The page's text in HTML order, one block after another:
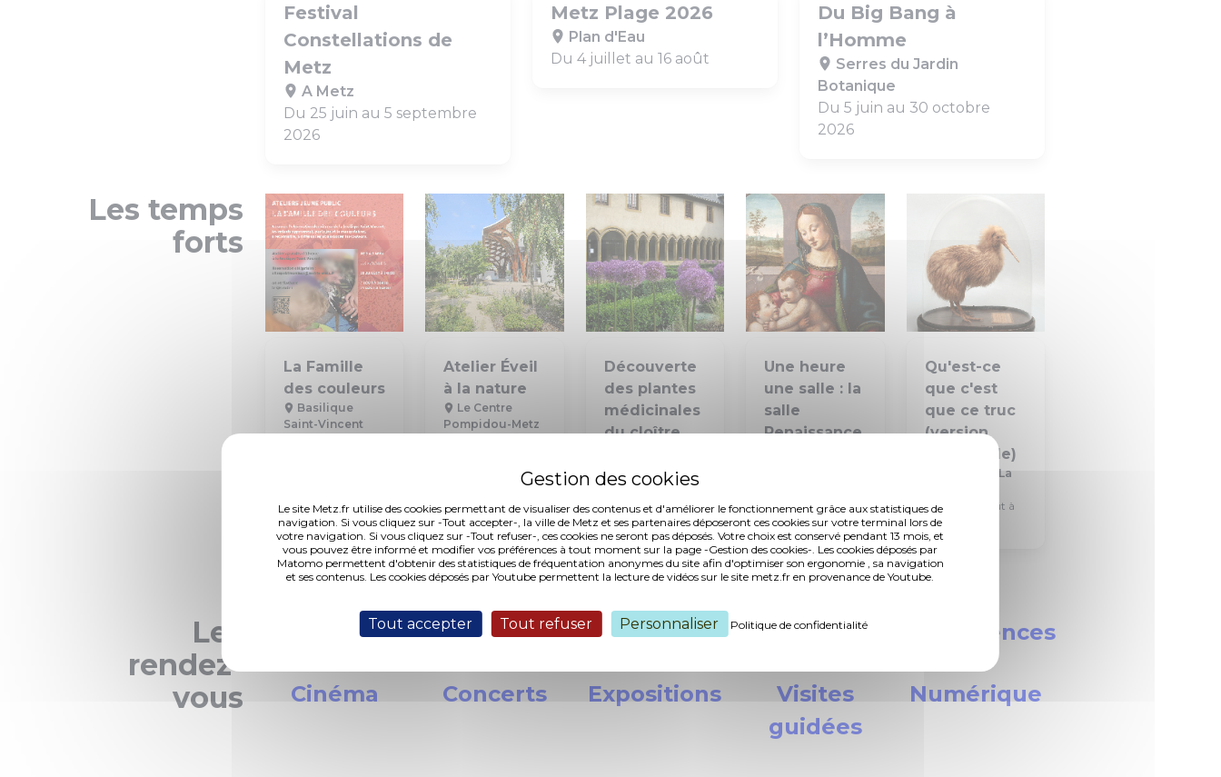
Le site Metz.fr utilise des cookies permettant de visualiser des contenus et d'améliorer le fonctionnement grâce aux statistiques de
navigation. Si vous cliquez sur -Tout accepter-, la ville de Metz et ses partenaires déposeront ces cookies sur votre terminal lors de
votre navigation. Si vous cliquez sur -Tout refuser-, ces cookies ne seront pas déposés. Votre choix est conservé pendant 13 mois, et
vous pouvez être informé et modifier vos préférences à tout moment sur la page -Gestion des cookies-. Les cookies déposés par
Matomo permettent d'obtenir des statistiques de fréquentation anonymes du site afin d'optimiser son ergonomie , sa navigation
et ses contenus. Les cookies déposés par Youtube permettent la lecture de vidéos sur le site metz.fr en provenance de Youtube.
Tout accepter Tout refuser Personnaliser Politique de confidentialité
Festival
Constellations de
Metz
A Metz
Du 25 juin au 5 septembre
2026
Metz Plage 2026
Plan d'Eau
Du 4 juillet au 16 août
Du Big Bang à
l’Homme
Serres du Jardin
Botanique
Du 5 juin au 30 octobre
2026
Les temps
forts
La Famille
des couleurs
Basilique
Saint-Vincent
Atelier Éveil
à la nature
Le Centre
Pompidou-Metz
Découverte
des plantes
médicinales
du cloître
Récollets
Récollets
Les mardis et
vendredis, du 2 juin
au 2 octobre 2026
Une heure
une salle : la
salle
Renaissance
Qu'est-ce
que c'est
que ce truc
(version
sensorielle)
Musée de La
Vendredi 7 août à
14h30
Les
rendez-
vous
Spectacles Théâtre Sports Jeunesse Conférences
Cinéma Concerts Expositions
Visites
guidées
Numérique